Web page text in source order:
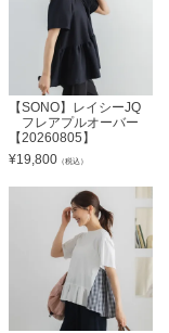
【SONO】レイシーJQ
フレアプルオーバー
【20260805】
¥19,800 （税込）